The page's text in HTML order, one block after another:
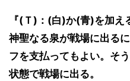
『(Ｔ)：(白)か(青)を加え
神聖なる泉が戦場に出る
フを支払ってもよい。そ
状態で戦場に出る。